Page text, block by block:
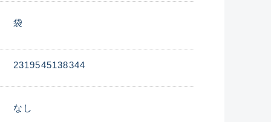
袋
2319545138344
なし